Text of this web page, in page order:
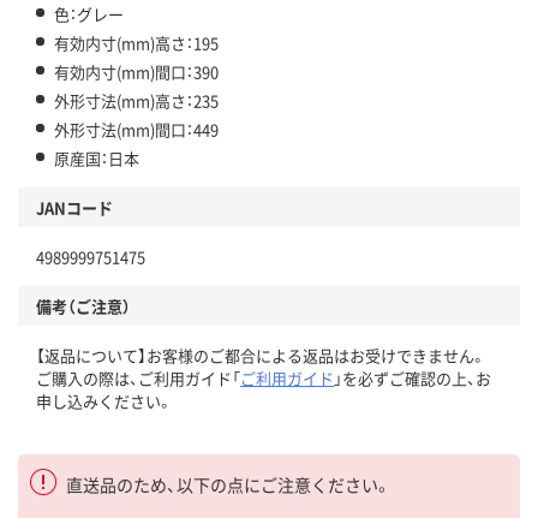
色：グレー
有効内寸(mm)高さ：195
有効内寸(mm)間口：390
外形寸法(mm)高さ：235
外形寸法(mm)間口：449
原産国：日本
JANコード
4989999751475
備考（ご注意）
【返品について】お客様のご都合による返品はお受けできません。
ご購入の際は、ご利用ガイド「ご利用ガイド 」を必ずご確認の上、お
申し込みください。
直送品のため、以下の点にご注意ください。